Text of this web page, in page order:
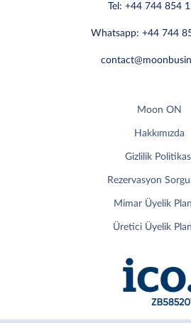
Tel: +44 744 854
Whatsapp: +44 744
Moon ON
Hakkımızda
Gizlilik
Rezervasyon
Mimar Üyelik
Üretici Üyelik